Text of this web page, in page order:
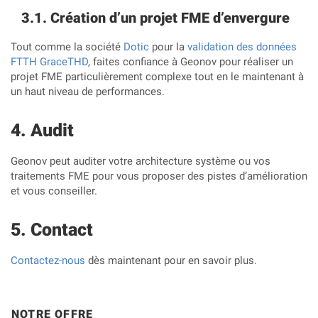
Création d’un projet FME d’envergure
Tout comme la société Dotic pour la validation des données
FTTH GraceTHD, faites confiance à Geonov pour réaliser un
projet FME particulièrement complexe tout en le maintenant à
un haut niveau de performances.
Audit
Geonov peut auditer votre architecture système ou vos
traitements FME pour vous proposer des pistes d’amélioration
et vous conseiller.
Contact
Contactez-nous dès maintenant pour en savoir plus.
NOTRE OFFRE